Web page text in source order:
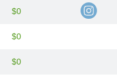
$0
$0
$0